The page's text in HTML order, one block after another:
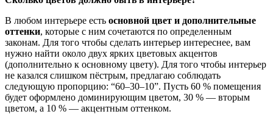
В любом интерьере есть основной цвет и дополнительные
оттенки, которые с ним сочетаются по определенным
законам. Для того чтобы сделать интерьер интереснее, вам
нужно найти около двух ярких цветовых акцентов
(дополнительно к основному цвету). Для того чтобы интерьер
не казался слишком пёстрым, предлагаю соблюдать
следующую пропорцию: “60–30–10”. Пусть 60 % помещения
будет оформлено доминирующим цветом, 30 % — вторым
цветом, а 10 % — акцентным оттенком.